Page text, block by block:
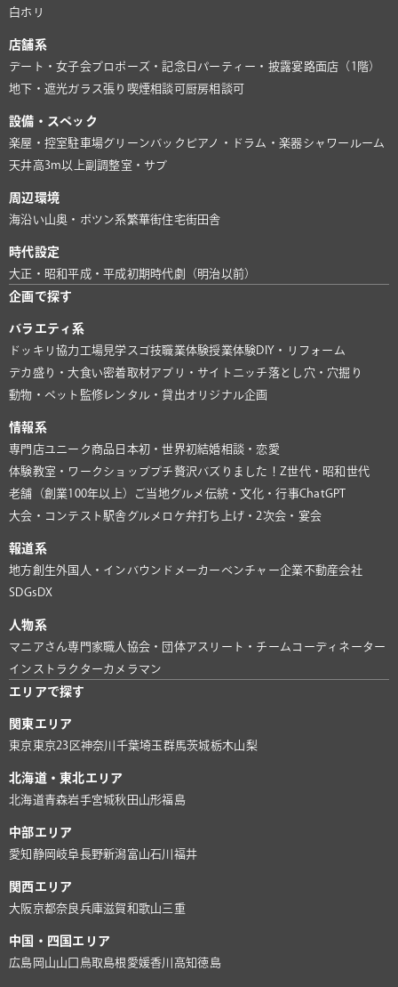
白ホリ
店舗系
デート・女子会プロポーズ・記念日 パーティー・披露宴路面店（1階）
地下・遮光ガラス張り 喫煙相談可 厨房相談可
設備・スペック
楽屋・控室駐車場グリーンバック ピアノ・ドラム・楽器シャワールーム
天井高3m以上副調整室・サブ
周辺環境
海沿い山奥・ポツン系繁華街住宅街田舎
時代設定
大正・昭和平成・平成初期時代劇（明治以前）
企画で探す
バラエティ系
ドッキリ協力 工場見学 スゴ技職業体験授業体験 DIY・リフォーム
デカ盛り・大食い密着取材アプリ・サイト ニッチ落とし穴・穴掘り
動物・ペット 監修 レンタル・貸出オリジナル企画
情報系
専門店ユニーク商品 日本初・世界初結婚相談・恋愛
体験教室・ワークショッププチ贅沢バズりました！ Z世代・昭和世代
老舗（創業100年以上）
ご当地グルメ 伝統・文化・行事ChatGPT
大会・コンテスト 駅舎グルメ ロケ弁打ち上げ・2次会・宴会
報道系
地方創生外国人・インバウンド メーカー ベンチャー企業不動産会社
SDGs DX
人物系
マニアさん専門家 職人 協会・団体アスリート・チーム コーディネーター
インストラクターカメラマン
エリアで探す
関東エリア
東京 東京23区神奈川 千葉埼玉群馬茨城栃木山梨
北海道・東北エリア
北海道青森岩手宮城秋田 山形福島
中部エリア
愛知 静岡 岐阜長野新潟富山石川 福井
関西エリア
大阪京都奈良兵庫滋賀和歌山 三重
中国・四国エリア
広島 岡山山口 鳥取島根 愛媛香川 高知徳島